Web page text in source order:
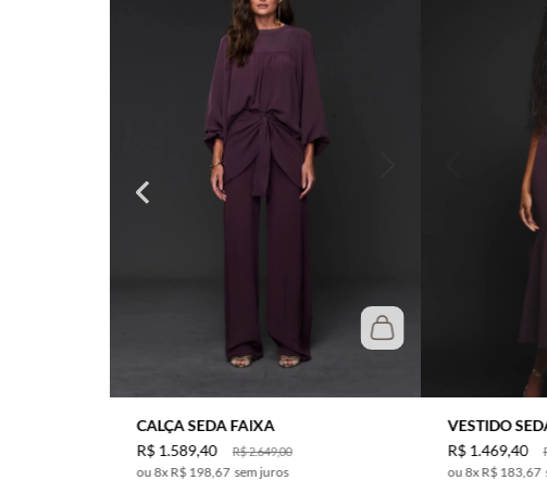
CALÇA SEDA FAIXA
R$2.649,00
R$1.589,40
8xR$ 198,67 sem juros
VESTIDO
R$ 1.469,40
8xR$ 183,67